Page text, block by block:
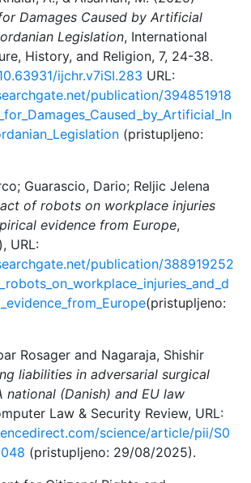
Damages Caused by Artificial
Legislation, International
History, and Religion, 7, 24-38.
ijchr.v7iSI.283 URL:
publication/394851918
(pristupljeno:
Guarascio, Dario; Reljic Jelena
of robots on workplace injuries
evidence from Europe,
URL:
publication/388919252
(pristupljeno:
Rosager and Nagaraja, Shishir
liabilities in adversarial surgical
national (Danish) and EU law
Law & Security Review, URL:
science/article/pii/S0
(pristupljeno: 29/08/2025).